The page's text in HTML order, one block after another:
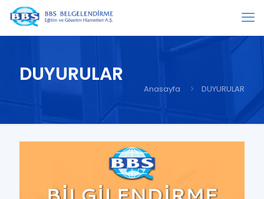
DUYURULAR
Anasayfa DUYURULAR